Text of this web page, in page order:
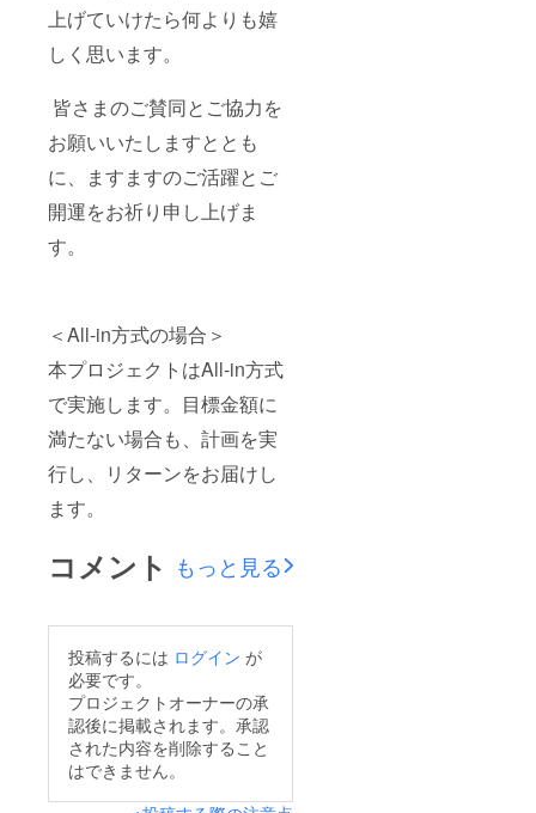
上げていけたら何よりも嬉
しく思います。
皆さまのご賛同とご協力を
お願いいたしますととも
に、ますますのご活躍とご
開運をお祈り申し上げま
す。
＜All-in方式の場合＞
本プロジェクトはAll-in方式
で実施します。目標金額に
満たない場合も、計画を実
行し、リターンをお届けし
ます。
コメント もっと見る
投稿するには ログイン が
必要です。
プロジェクトオーナーの承
認後に掲載されます。承認
された内容を削除すること
はできません。